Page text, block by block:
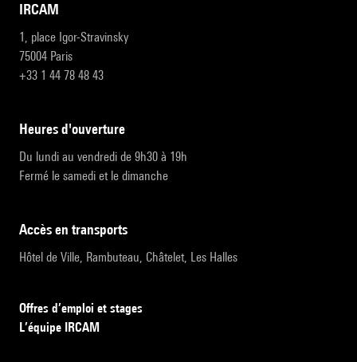
IRCAM
1, place Igor-Stravinsky
75004 Paris
+33 1 44 78 48 43
heures d'ouverture
Du lundi au vendredi de 9h30 à 19h
Fermé le samedi et le dimanche
accès en transports
Hôtel de Ville, Rambuteau, Châtelet, Les Halles
Offres d’emploi et stages
L’équipe IRCAM